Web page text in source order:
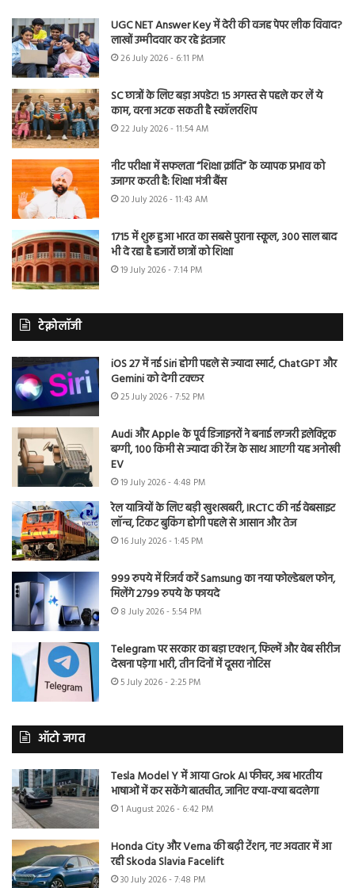
UGC NET Answer Key में देरी की वजह पेपर लीक विवाद?
लाखों उम्मीदवार कर रहे इंतजार
26 July 2026 - 6:11 PM
SC छात्रों के लिए बड़ा अपडेट! 15 अगस्त से पहले कर लें ये
काम, वरना अटक सकती है स्कॉलरशिप
22 July 2026 - 11:54 AM
नीट परीक्षा में सफलता “शिक्षा क्रांति” के व्यापक प्रभाव को
उजागर करती है: शिक्षा मंत्री बैंस
20 July 2026 - 11:43 AM
1715 में शुरू हुआ भारत का सबसे पुराना स्कूल, 300 साल बाद
भी दे रहा है हजारों छात्रों को शिक्षा
19 July 2026 - 7:14 PM
टेक्नोलॉजी
iOS 27 में नई Siri होगी पहले से ज्यादा स्मार्ट, ChatGPT और
Gemini को देगी टक्कर
25 July 2026 - 7:52 PM
Audi और Apple के पूर्व डिजाइनरों ने बनाई लग्जरी इलेक्ट्रिक
बग्गी, 100 किमी से ज्यादा की रेंज के साथ आएगी यह अनोखी
EV
19 July 2026 - 4:48 PM
रेल यात्रियों के लिए बड़ी खुशखबरी, IRCTC की नई वेबसाइट
लॉन्च, टिकट बुकिंग होगी पहले से आसान और तेज
16 July 2026 - 1:45 PM
999 रुपये में रिजर्व करें Samsung का नया फोल्डेबल फोन,
मिलेंगे 2799 रुपये के फायदे
8 July 2026 - 5:54 PM
Telegram पर सरकार का बड़ा एक्शन, फिल्में और वेब सीरीज
देखना पड़ेगा भारी, तीन दिनों में दूसरा नोटिस
5 July 2026 - 2:25 PM
ऑटो जगत
Tesla Model Y में आया Grok AI फीचर, अब भारतीय
भाषाओं में कर सकेंगे बातचीत, जानिए क्या-क्या बदलेगा
1 August 2026 - 6:42 PM
Honda City और Verna की बढ़ी टेंशन, नए अवतार में आ
रही Skoda Slavia Facelift
30 July 2026 - 7:48 PM